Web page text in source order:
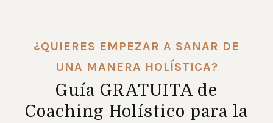
¿QUIERES EMPEZAR A SANAR DE
UNA MANERA HOLÍSTICA?
Guía GRATUITA de
Coaching Holístico para la